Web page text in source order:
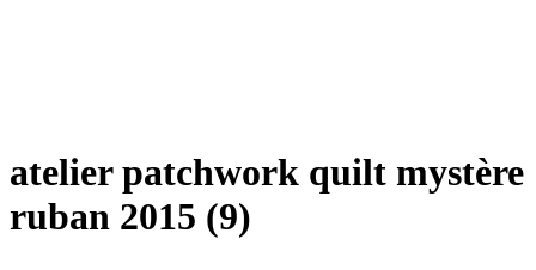
atelier patchwork quilt mystère
ruban 2015 (9)